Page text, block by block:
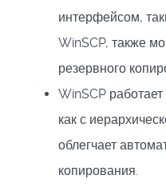
интерфейсом,
WinSCP, также
резервного
WinSCP
как с
облегчает
копирования.